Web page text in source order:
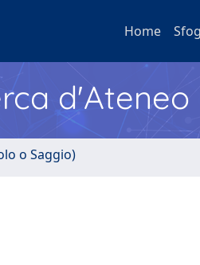
Home
d'Ateneo
o Saggio)